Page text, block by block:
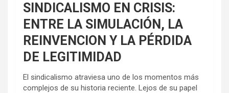
SINDICALISMO EN CRISIS:
ENTRE LA SIMULACIÓN, LA
REINVENCION Y LA PÉRDIDA
DE LEGITIMIDAD
El sindicalismo atraviesa uno de los momentos más
complejos de su historia reciente. Lejos de su papel